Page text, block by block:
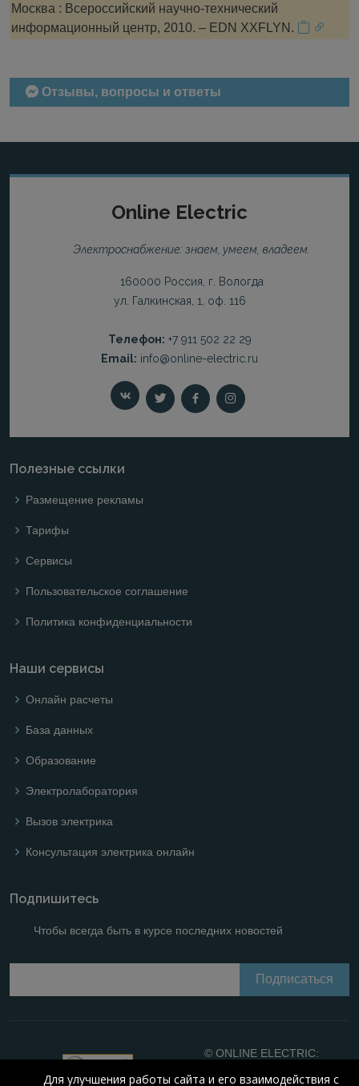
Москва : Всероссийский научно-технический
информационный центр, 2010. – EDN XXFLYN.
Отзывы, вопросы и ответы
Online Electric
Электроснабжение: знаем, умеем, владеем.
160000 Россия, г. Вологда
ул. Галкинская, 1, оф. 116
Телефон: +7 911 502 22 29
Email: info@online-electric.ru
Полезные ссылки
Размещение рекламы
Тарифы
Сервисы
Пользовательское соглашение
Политика конфиденциальности
Наши сервисы
Онлайн расчеты
База данных
Образование
Электролаборатория
Вызов электрика
Консультация электрика онлайн
Подпишитесь
Чтобы всегда быть в курсе последних новостей
© ONLINE ELECTRIC:
Для улучшения работы сайта и его взаимодействия с